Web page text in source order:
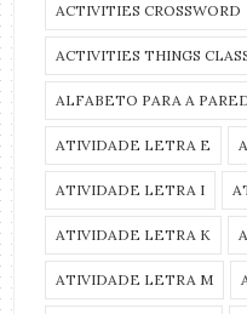
ACTIVITIES CROSSWORD
ACTIVITIES THINGS
ALFABETO PARA A
ATIVIDADE LETRA E
ATIVIDADE LETRA I
ATIVIDADE LETRA K
ATIVIDADE LETRA M